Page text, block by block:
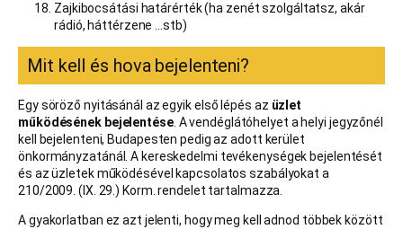
Zajkibocsátási határérték (ha zenét szolgáltatsz, akár
rádió, háttérzene …stb)
Mit kell és hova bejelenteni?
Egy söröző nyitásánál az egyik első lépés az üzlet
működésének bejelentése. A vendéglátóhelyet a helyi jegyzőnél
kell bejelenteni, Budapesten pedig az adott kerület
önkormányzatánál. A kereskedelmi tevékenységek bejelentését
és az üzletek működésével kapcsolatos szabályokat a
210/2009. (IX. 29.) Korm. rendelet tartalmazza.
A gyakorlatban ez azt jelenti, hogy meg kell adnod többek között